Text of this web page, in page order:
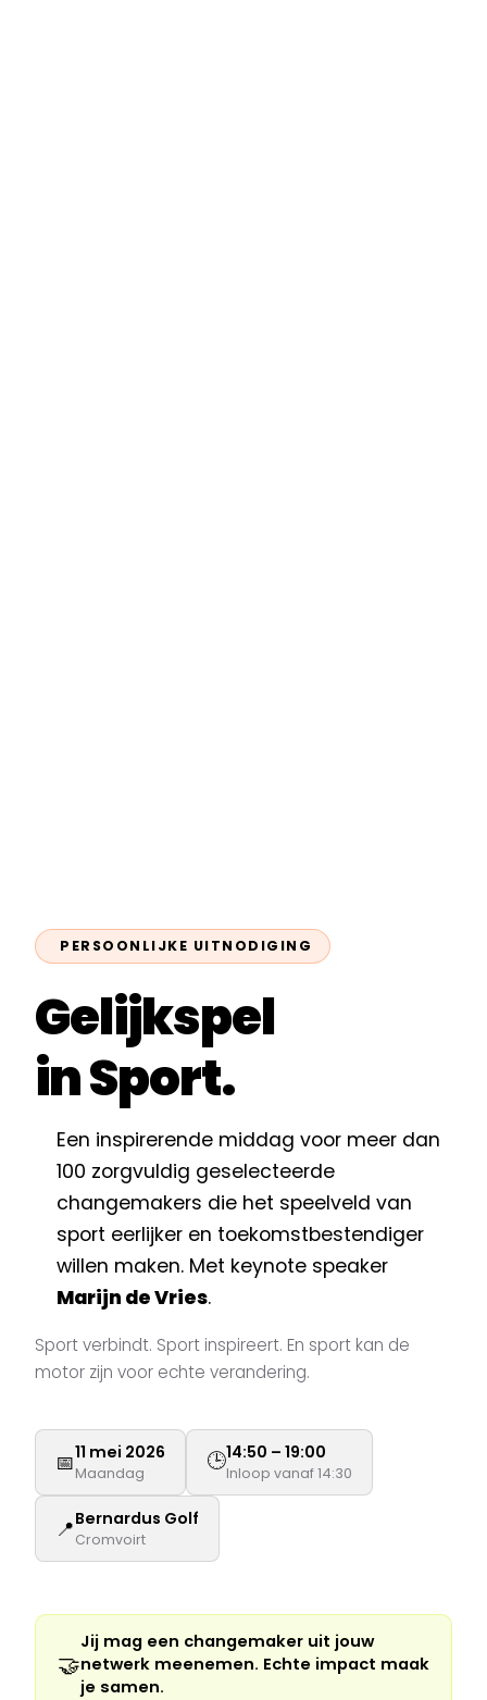
PERSOONLIJKE UITNODIGING
Gelijkspel
in Sport.
Een inspirerende middag voor meer dan
100 zorgvuldig geselecteerde
changemakers die het speelveld van
sport eerlijker en toekomstbestendiger
willen maken. Met keynote speaker
Marijn de Vries.
Sport verbindt. Sport inspireert. En sport kan de
motor zijn voor echte verandering.
📅11 mei 2026
Maandag 🕒14:50 – 19:00
Inloop vanaf 14:30
📍Bernardus Golf
Cromvoirt
🤝
Jij mag een changemaker uit jouw
netwerk meenemen. Echte impact maak
je samen.